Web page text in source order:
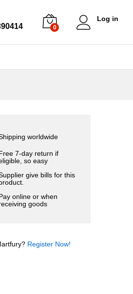
0
Log in
worldwide
7-day return if
so easy
give bills for this
online or when
goods
Register Now!